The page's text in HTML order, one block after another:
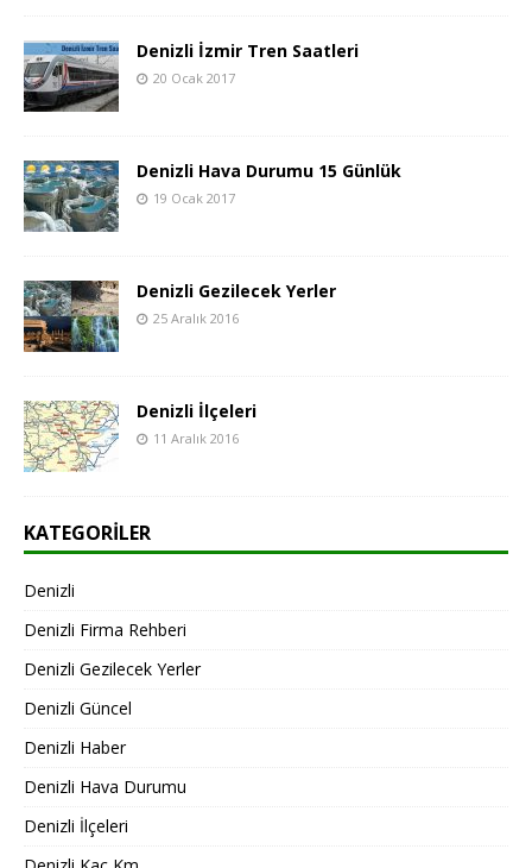
Denizli İzmir Tren Saatleri
20 Ocak 2017
Denizli Hava Durumu 15 Günlük
19 Ocak 2017
Denizli Gezilecek Yerler
25 Aralık 2016
Denizli İlçeleri
11 Aralık 2016
KATEGORILER
Denizli
Denizli Firma Rehberi
Denizli Gezilecek Yerler
Denizli Güncel
Denizli Haber
Denizli Hava Durumu
Denizli İlçeleri